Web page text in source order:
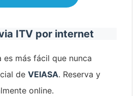
ITV por internet
es más fácil que nunca
de VEIASA. Reserva y
online.